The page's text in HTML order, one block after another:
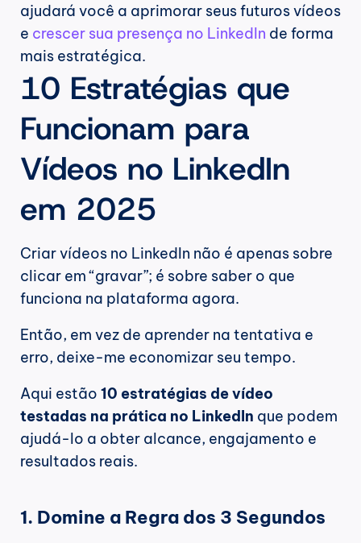
ajudará você a aprimorar seus futuros vídeos
e crescer sua presença no LinkedIn de forma
mais estratégica.
10 Estratégias que
Funcionam para
Vídeos no LinkedIn
em 2025
Criar vídeos no LinkedIn não é apenas sobre
clicar em “gravar”; é sobre saber o que
funciona na plataforma agora.
Então, em vez de aprender na tentativa e
erro, deixe-me economizar seu tempo.
Aqui estão 10 estratégias de vídeo
testadas na prática no LinkedIn que podem
ajudá-lo a obter alcance, engajamento e
resultados reais.
1. Domine a Regra dos 3 Segundos